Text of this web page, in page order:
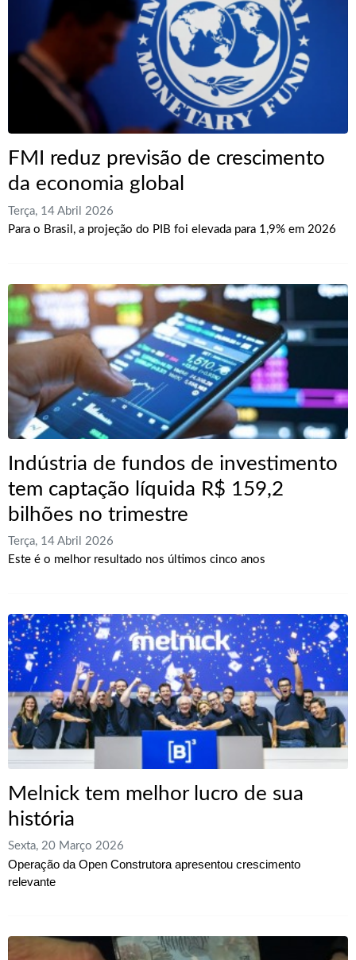
FMI reduz previsão de crescimento
da economia global
Terça, 14 Abril 2026
Para o Brasil, a projeção do PIB foi elevada para 1,9% em 2026
Indústria de fundos de investimento
tem captação líquida R$ 159,2
bilhões no trimestre
Terça, 14 Abril 2026
Este é o melhor resultado nos últimos cinco anos
Melnick tem melhor lucro de sua
história
Sexta, 20 Março 2026
Operação da Open Construtora apresentou crescimento
relevante